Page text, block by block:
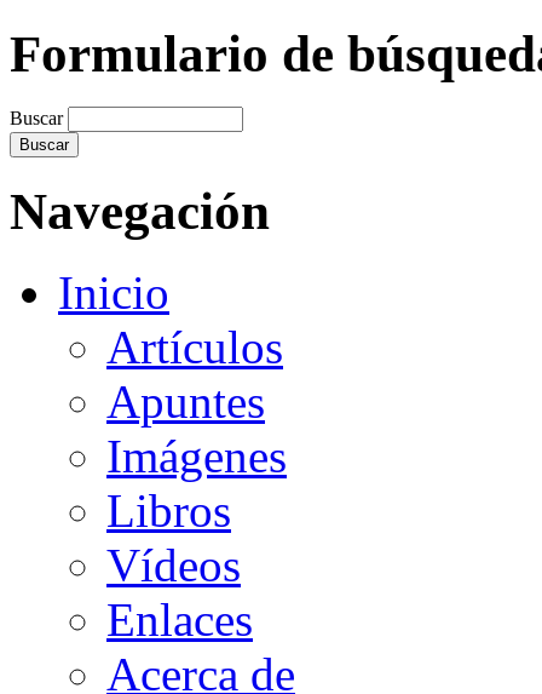
Formulario de
Buscar
Navegación
Inicio
Artículos
Apuntes
Imágenes
Libros
Vídeos
Enlaces
Acerca de